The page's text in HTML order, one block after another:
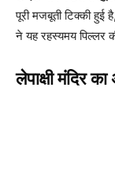
पूरी मजबूती टिक्की
ने यह रहस्यमय पिल्लर
लेपाक्षी मंदिर का